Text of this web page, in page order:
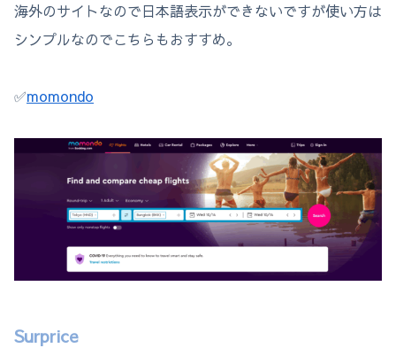
海外のサイトなので日本語表示ができないですが使い方は
シンプルなのでこちらもおすすめ。
✅momondo
Surprice